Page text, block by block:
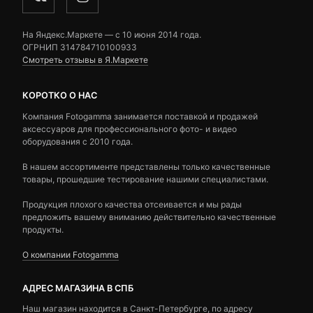
На Яндекс.Маркете — c 10 июня 2014 года.
ОГРНИП 314784710100933
Смотреть отзывы в Я.Маркете
КОРОТКО О НАС
Компания Fotogamma занимается поставкой и продажей
аксессуаров для профессионального фото- и видео
оборудования с 2010 года.
В нашем ассортименте представлены только качественные
товары, прошедшие тестирование нашими специалистами.
Продукция плохого качества отсеивается и мы рады
предложить вашему вниманию действительно качественные
продукты.
О компании Fotogamma
АДРЕС МАГАЗИНА В СПБ
Наш магазин находится в Санкт-Петербурге, по адресу